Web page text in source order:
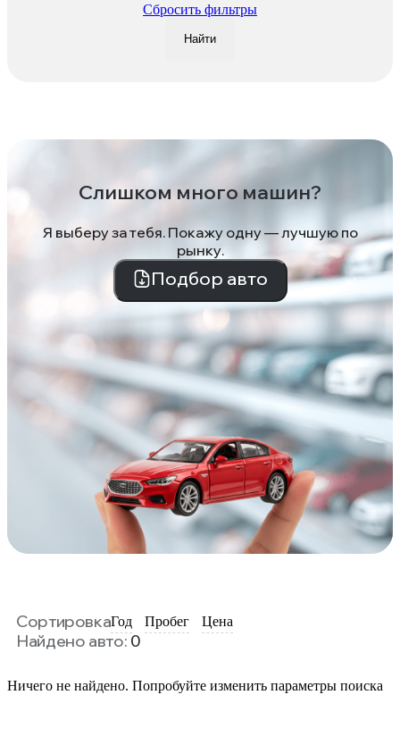
Сбросить фильтры
Найти
Слишком много машин?
Я выберу за тебя. Покажу одну — лучшую по
рынку.
Подбор авто
СортировкаГод Пробег Цена
Найдено авто: 0
Ничего не найдено. Попробуйте изменить параметры поиска